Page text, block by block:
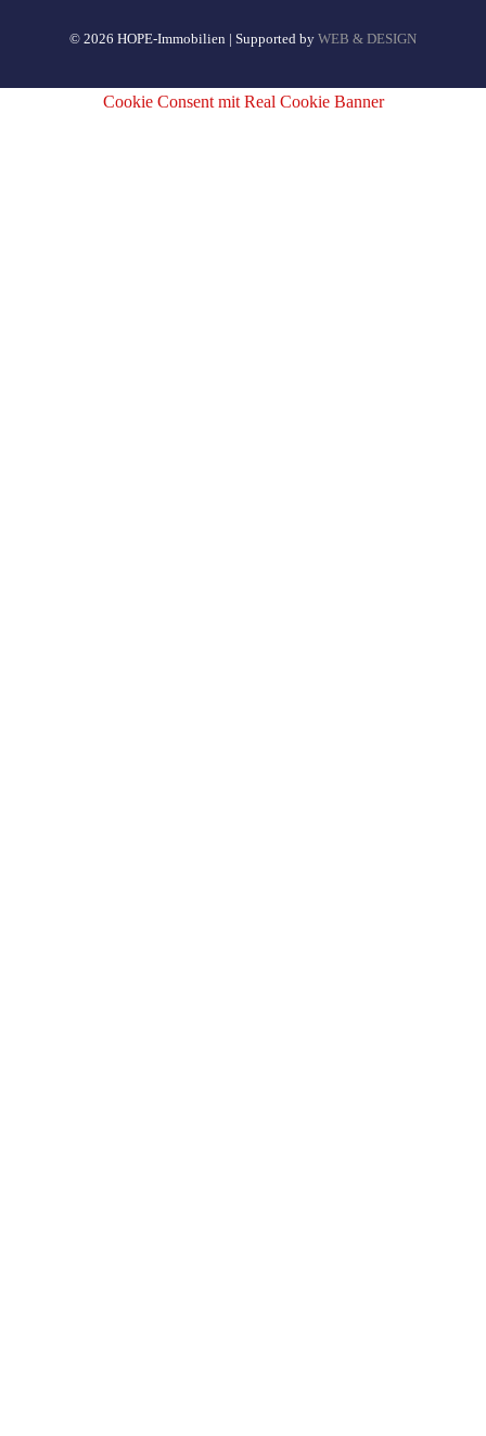
© 2026 HOPE-Immobilien | Supported by WEB & DESIGN
Cookie Consent mit Real Cookie Banner